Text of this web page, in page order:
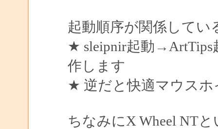
起動順序が関係してい
★ sleipnir起動
作します
★ 逆だと快適マウス
ちなみにX Wheel NT